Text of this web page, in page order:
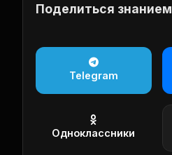
Поделиться знанием
Telegram
Одноклассники